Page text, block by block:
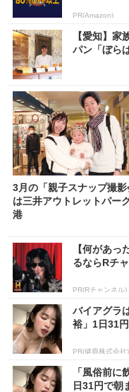
PR(Amazon)
【愛知】家
パン「ぼら
3月の「親子スナップ撮影
は三井アウトレットパー
港
【何があっ
るならRチ
PR(Rチャンネル)
バイアグラ
裕」1日31
PR(健商株式会社)
「風俗前
日31円で朝